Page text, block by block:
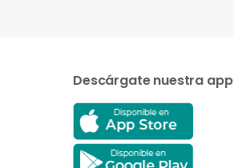
Descárgate nuestra app